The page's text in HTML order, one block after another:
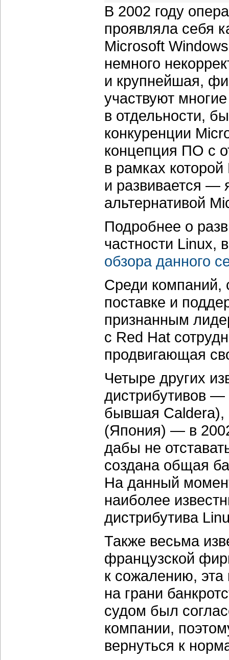
В 2002 году
проявляла себя
Microsoft
немного
и крупнейшая,
участвуют
в отдельности,
конкуренции
концепция ПО с
в рамках
и развивается —
альтернативой
Подробнее о
частности Linux,
обзора данного
Среди компаний,
поставке и
признанным
с Red Hat
продвигающая
Четыре других
дистрибутивов
бывшая Caldera),
(Япония) — в
дабы не
создана общая
На данный
наиболее
дистрибутива
Также весьма
французской
к сожалению, эта
на грани
судом был
компании,
вернуться к